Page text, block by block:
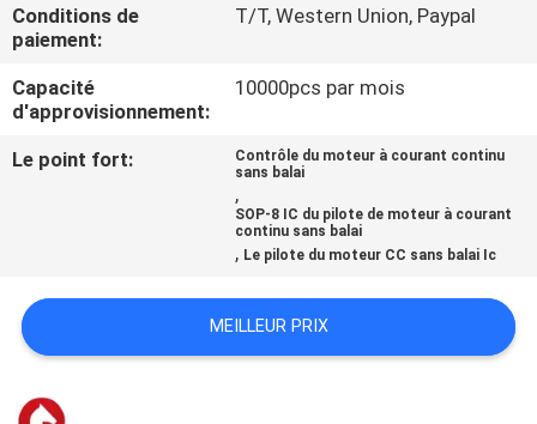
LA
QUALITÉ
CONTACTER
DEMANDEZ
UN DEVIS
Conditions de
paiement:
T/T, Western Union, Paypal
Capacité
d'approvisionnement:
10000pcs par mois
Le point fort:
Contrôle du moteur à courant continu
sans balai
,
SOP-8 IC du pilote de moteur à courant
continu sans balai
, Le pilote du moteur CC sans balai Ic
MEILLEUR PRIX